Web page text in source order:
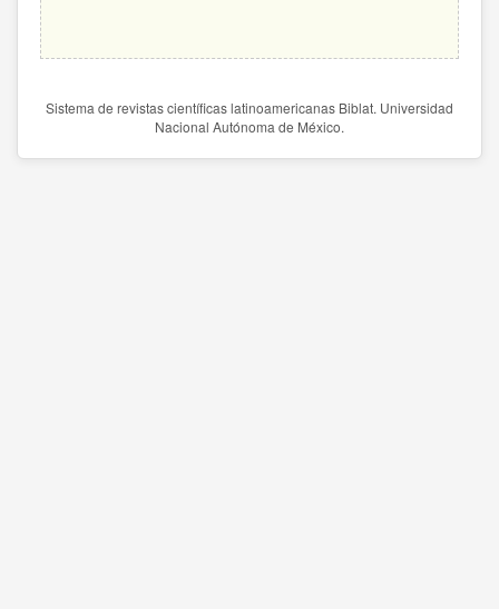
Sistema de revistas científicas latinoamericanas Biblat. Universidad
Nacional Autónoma de México.